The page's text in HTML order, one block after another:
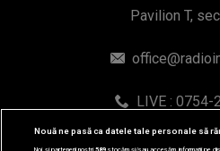
Pavilion T,
LIVE : 0754-
WhatsApp:
Nouă ne pasă ca datele tale personale să
Noi și partenerii noștri589stocăm și/sau accesăm informații pe